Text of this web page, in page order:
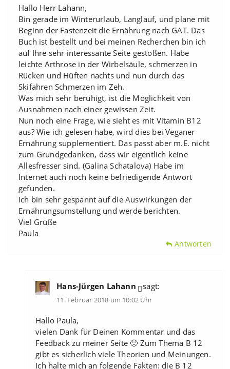
Hallo Herr Lahann,
Bin gerade im Winterurlaub, Langlauf, und plane mit
Beginn der Fastenzeit die Ernährung nach GAT. Das
Buch ist bestellt und bei meinen Recherchen bin ich
auf Ihre sehr interessante Seite gestoßen. Habe
leichte Arthrose in der Wirbelsäule, schmerzen in
Rücken und Hüften nachts und nun durch das
Skifahren Schmerzen im Zeh.
Was mich sehr beruhigt, ist die Möglichkeit von
Ausnahmen nach einer gewissen Zeit.
Nun noch eine Frage, wie sieht es mit Vitamin B12
aus? Wie ich gelesen habe, wird dies bei Veganer
Ernährung supplementiert. Das passt aber m.E. nicht
zum Grundgedanken, dass wir eigentlich keine
Allesfresser sind. (Galina Schatalova) Habe im
Internet auch noch keine befriedigende Antwort
gefunden.
Ich bin sehr gespannt auf die Auswirkungen der
Ernährungsumstellung und werde berichten.
Viel Grüße
Paula
Antworten
Hans-Jürgen Lahann sagt:
11. Februar 2018 um 10:02 Uhr
Hallo Paula,
vielen Dank für Deinen Kommentar und das
Feedback zu meiner Seite 🙂 Zum Thema B 12
gibt es sicherlich viele Theorien und Meinungen.
Ich halte mich an folgende Fakten: die B 12